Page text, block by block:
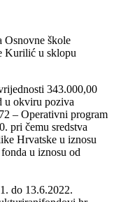
Osnovne škole
Kurilić u sklopu
343.000,00
u okviru poziva
– Operativni program
pri čemu sredstva
Hrvatske u iznosu
u iznosu od
do 13.6.2022.